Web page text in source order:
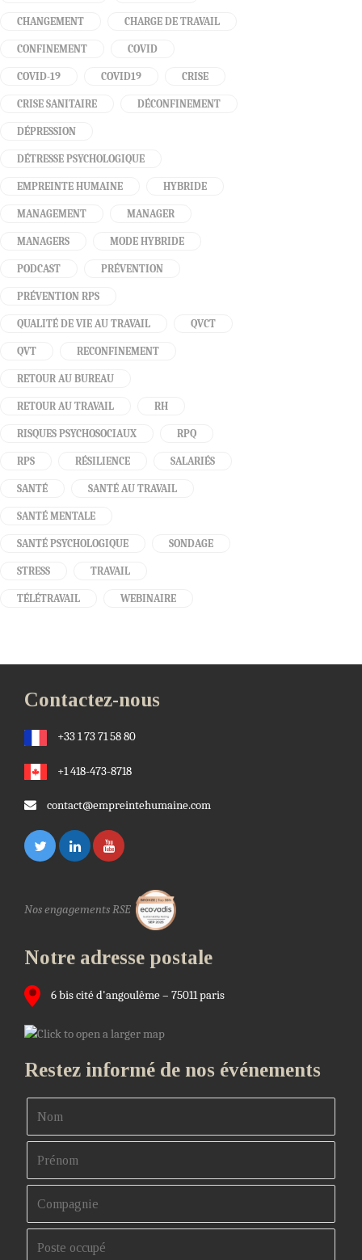
CHANGEMENT CHARGE DE TRAVAIL
CONFINEMENT COVID
COVID-19 COVID19 CRISE
CRISE SANITAIRE DÉCONFINEMENT
DÉPRESSION
DÉTRESSE PSYCHOLOGIQUE
EMPREINTE HUMAINE HYBRIDE
MANAGEMENT MANAGER
MANAGERS MODE HYBRIDE
PODCAST PRÉVENTION
PRÉVENTION RPS
QUALITÉ DE VIE AU TRAVAIL QVCT
QVT RECONFINEMENT
RETOUR AU BUREAU
RETOUR AU TRAVAIL RH
RISQUES PSYCHOSOCIAUX RPQ
RPS RÉSILIENCE SALARIÉS
SANTÉ SANTÉ AU TRAVAIL
SANTÉ MENTALE
SANTÉ PSYCHOLOGIQUE SONDAGE
STRESS TRAVAIL
TÉLÉTRAVAIL WEBINAIRE
Contactez-nous
+33 1 73 71 58 80
+1 418-473-8718
contact@empreintehumaine.com
Nos engagements RSE
Notre adresse postale
6 bis cité d'angoulême – 75011 paris
Restez informé de nos événements